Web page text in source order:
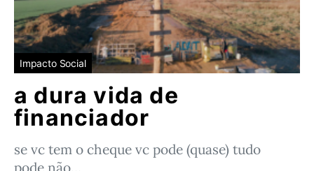
Impacto Social
a dura vida de
financiador
se vc tem o cheque vc pode (quase) tudo
pode não…